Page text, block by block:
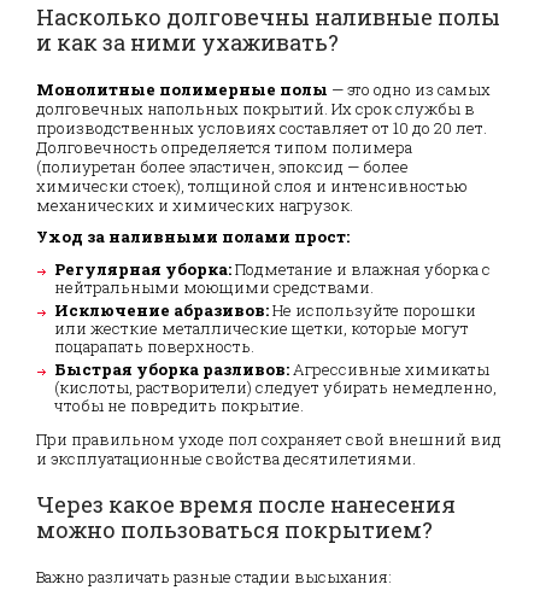
Насколько долговечны наливные полы
и как за ними ухаживать?
Монолитные полимерные полы — это одно из самых
долговечных напольных покрытий. Их срок службы в
производственных условиях составляет от 10 до 20 лет.
Долговечность определяется типом полимера
(полиуретан более эластичен, эпоксид — более
химически стоек), толщиной слоя и интенсивностью
механических и химических нагрузок.
Уход за наливными полами прост:
Регулярная уборка:Подметание и влажная уборка с
нейтральными моющими средствами.
Исключение абразивов:Не используйте порошки
или жесткие металлические щетки, которые могут
поцарапать поверхность.
Быстрая уборка разливов:Агрессивные химикаты
(кислоты, растворители) следует убирать немедленно,
чтобы не повредить покрытие.
При правильном уходе пол сохраняет свой внешний вид
и эксплуатационные свойства десятилетиями.
Через какое время после нанесения
можно пользоваться покрытием?
Важно различать разные стадии высыхания: